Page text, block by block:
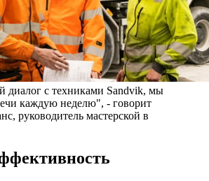
диалог с техниками Sandvik, мы
каждую неделю", - говорит
руководитель мастерской в